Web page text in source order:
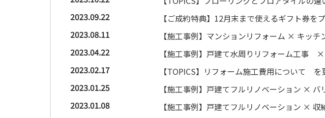
2023.09.22
【ご成約特典】12月末まで使えるギフト券
2023.08.11
【施工事例】マンションリフォーム × キッ
2023.04.22
【施工事例】戸建て水周りリフォーム工
2023.02.17
【TOPICS】リフォーム施工費用について を
2023.01.25
【施工事例】戸建てフルリノベーション ×
2023.01.08
【施工事例】戸建てフルリノベーション ×